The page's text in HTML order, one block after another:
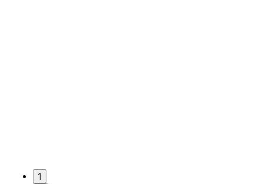
1